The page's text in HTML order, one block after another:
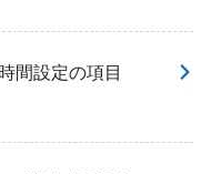
間設定の項目